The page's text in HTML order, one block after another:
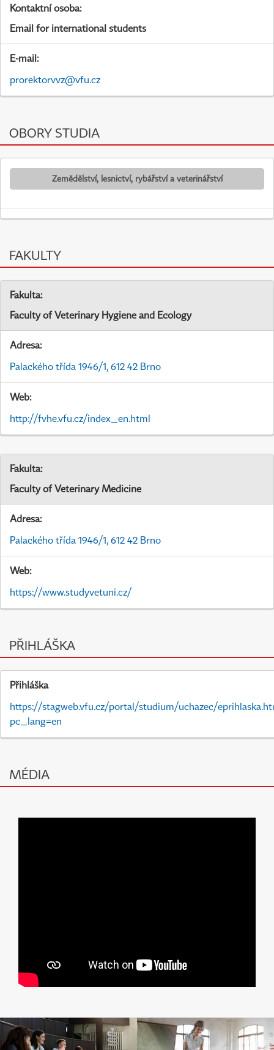
Kontaktní osoba:
Email for international students
E-mail:
prorektorvvz@vfu.cz
OBORY STUDIA
Zemědělství, lesnictví, rybářství a veterinářství
FAKULTY
Fakulta:
Faculty of Veterinary Hygiene and Ecology
Adresa:
Palackého třída 1946/1, 612 42 Brno
Web:
http://fvhe.vfu.cz/index_en.html
Fakulta:
Faculty of Veterinary Medicine
Adresa:
Palackého třída 1946/1, 612 42 Brno
Web:
https://www.studyvetuni.cz/
PŘIHLÁŠKA
Přihláška
https://stagweb.vfu.cz/portal/studium/uchazec/
pc_lang=en
MÉDIA